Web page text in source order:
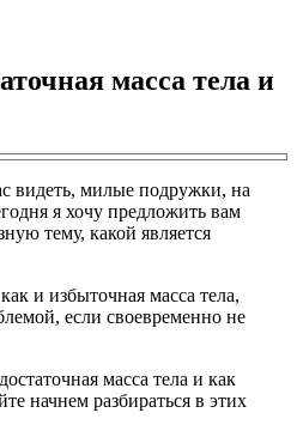
масса тела и
видеть, милые подружки, на
я хочу предложить вам
тему, какой является
и избыточная масса тела,
если своевременно не
масса тела и как
начнем разбираться в этих